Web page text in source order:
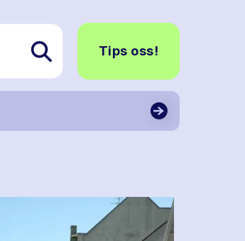
Tips oss!